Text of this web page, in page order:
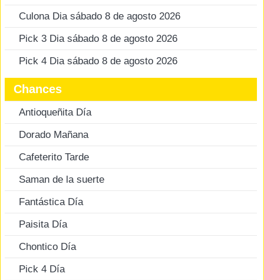
Culona Dia sábado 8 de agosto 2026
Pick 3 Dia sábado 8 de agosto 2026
Pick 4 Dia sábado 8 de agosto 2026
Chances
Antioqueñita Día
Dorado Mañana
Cafeterito Tarde
Saman de la suerte
Fantástica Día
Paisita Día
Chontico Día
Pick 4 Día